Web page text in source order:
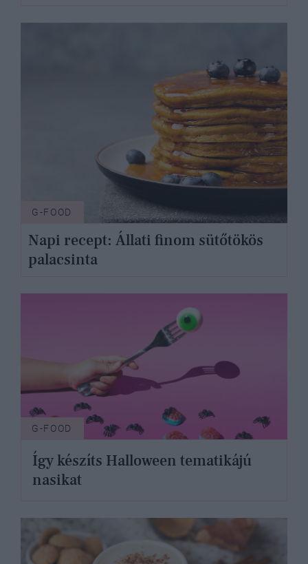
G-FOOD
Napi recept: Állati finom sütőtökös
palacsinta
G-FOOD
Így készíts Halloween tematikájú
nasikat